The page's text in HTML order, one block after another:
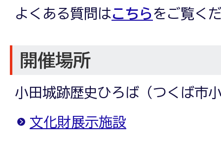
よくある質問はこちらをご覧く
開催場所
小田城跡歴史ひろば（つくば市
文化財展示施設